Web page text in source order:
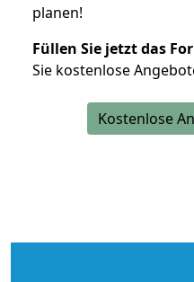
planen!
Füllen Sie jetzt das
Sie kostenlose
Kostenlose